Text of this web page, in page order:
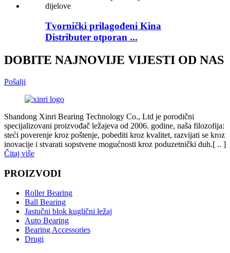
Tvornički prilagođeni Kina
Distributer otporan ...
DOBITE NAJNOVIJE VIJESTI OD NAS
Pošalji
Shandong Xinri Bearing Technology Co., Ltd je porodični
specijalizovani proizvođač ležajeva od 2006. godine, naša filozofija:
steći poverenje kroz poštenje, pobediti kroz kvalitet, razvijati se kroz
inovacije i stvarati sopstvene mogućnosti kroz poduzetnički duh.[ .. ]
Čitaj više
PROIZVODI
Roller Bearing
Ball Bearing
Jastučni blok kuglični ležaj
Auto Bearing
Bearing Accessories
Drugi